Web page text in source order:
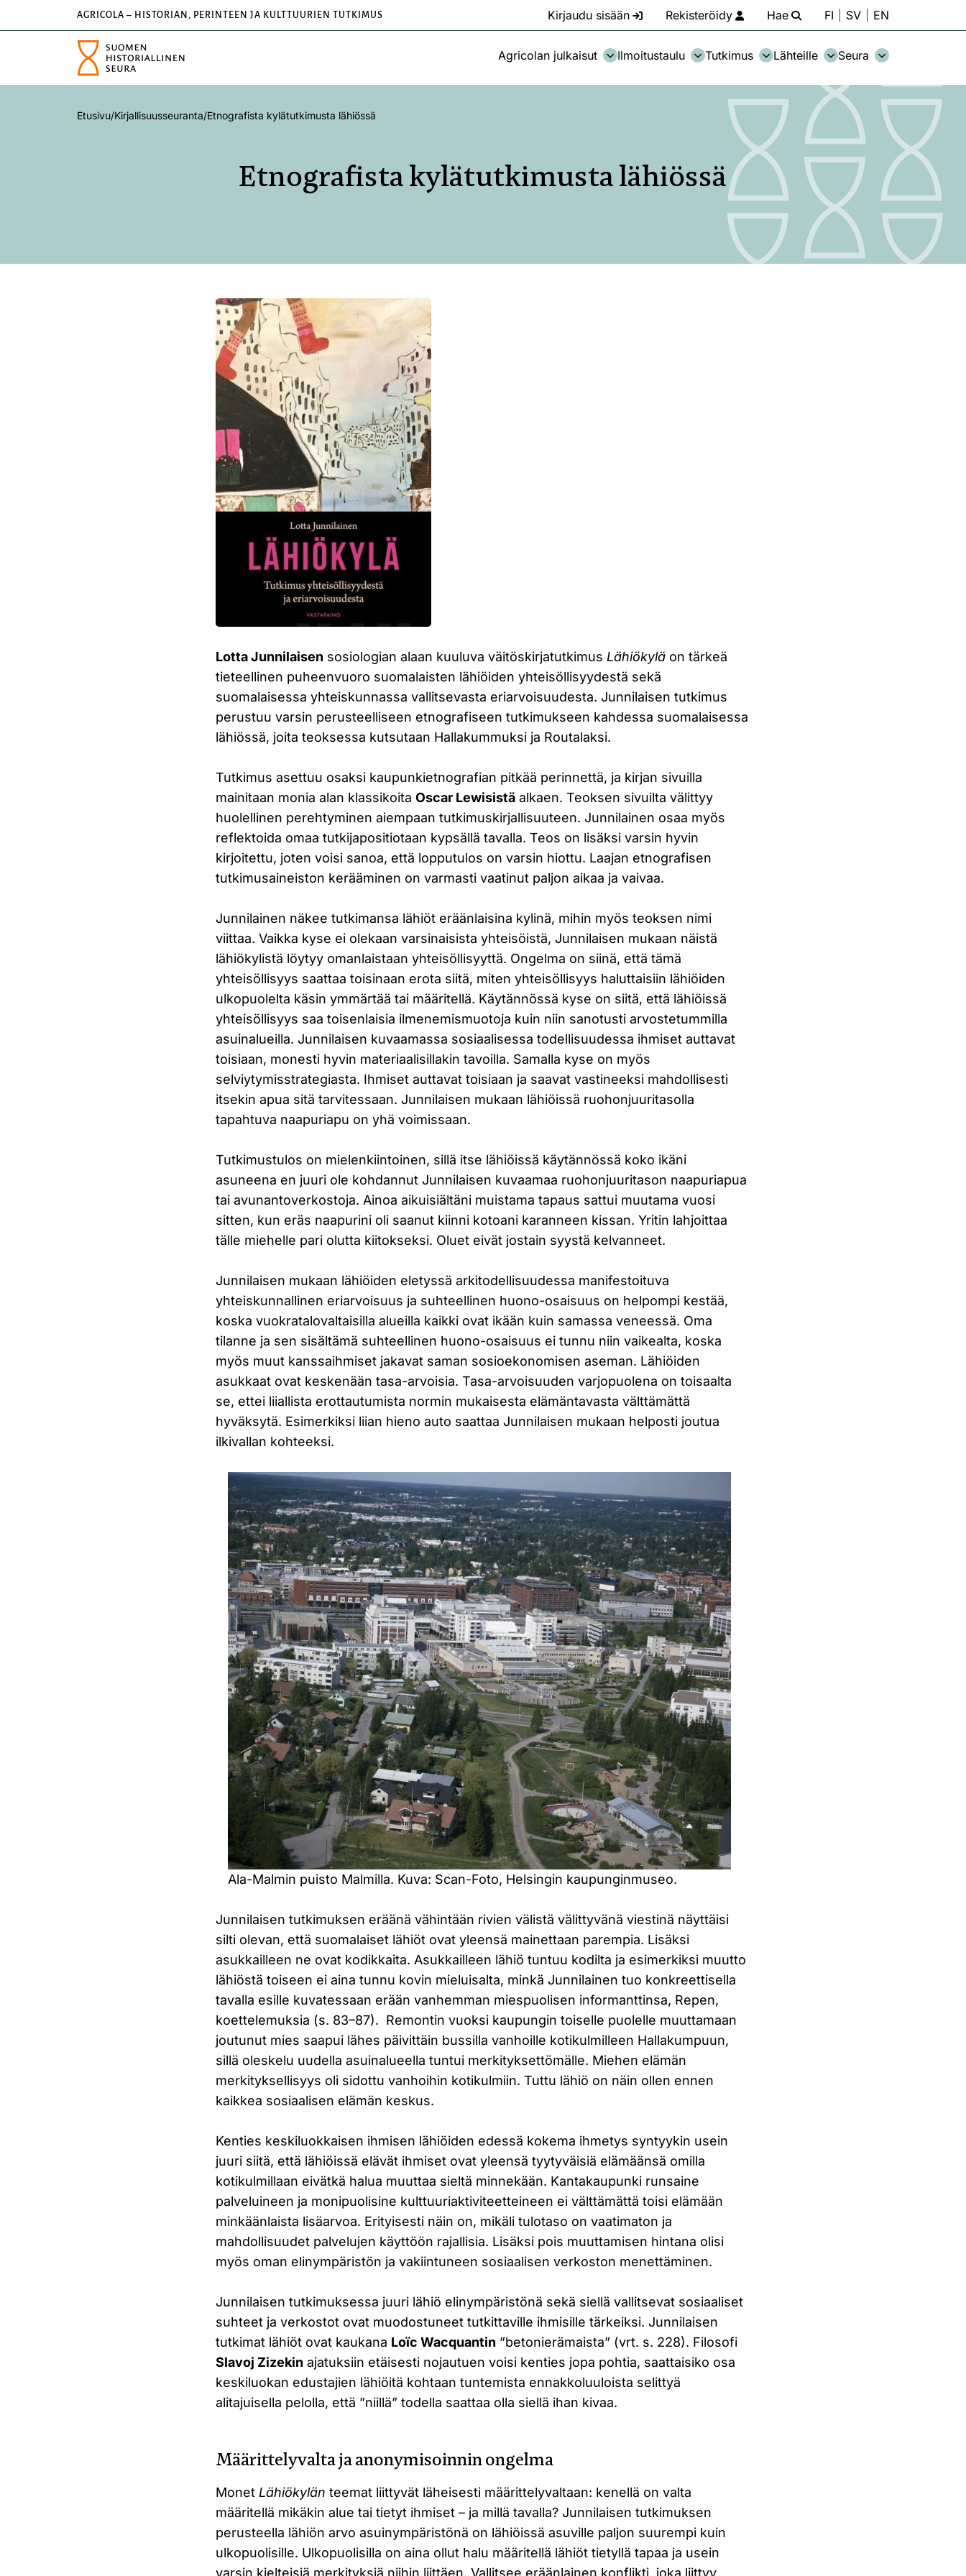
AGRICOLA – HISTORIAN, PERINTEEN JA KULTTUURIEN TUTKIMUS Kirjaudu sisään Rekisteröidy Hae FI SV EN
Agricolan julkaisut Ilmoitustaulu Tutkimus Lähteille Seura
Etusivu/Kirjallisuusseuranta/Etnografista kylätutkimusta lähiössä
Etnografista kylätutkimusta lähiössä
Lotta Junnilaisen sosiologian alaan kuuluva väitöskirjatutkimus Lähiökylä on tärkeä
tieteellinen puheenvuoro suomalaisten lähiöiden yhteisöllisyydestä sekä
suomalaisessa yhteiskunnassa vallitsevasta eriarvoisuudesta. Junnilaisen tutkimus
perustuu varsin perusteelliseen etnografiseen tutkimukseen kahdessa suomalaisessa
lähiössä, joita teoksessa kutsutaan Hallakummuksi ja Routalaksi.
Tutkimus asettuu osaksi kaupunkietnografian pitkää perinnettä, ja kirjan sivuilla
mainitaan monia alan klassikoitaOscar Lewisistä alkaen. Teoksen sivuilta välittyy
huolellinen perehtyminen aiempaan tutkimuskirjallisuuteen. Junnilainen osaa myös
reflektoida omaa tutkijapositiotaan kypsällä tavalla. Teos on lisäksi varsin hyvin
kirjoitettu, joten voisi sanoa, että lopputulos on varsin hiottu. Laajan etnografisen
tutkimusaineiston kerääminen on varmasti vaatinut paljon aikaa ja vaivaa.
Junnilainen näkee tutkimansa lähiöt eräänlaisina kylinä, mihin myös teoksen nimi
viittaa. Vaikka kyse ei olekaan varsinaisista yhteisöistä, Junnilaisen mukaan näistä
lähiökylistä löytyy omanlaistaan yhteisöllisyyttä. Ongelma on siinä, että tämä
yhteisöllisyys saattaa toisinaan erota siitä, miten yhteisöllisyys haluttaisiin lähiöiden
ulkopuolelta käsin ymmärtää tai määritellä. Käytännössä kyse on siitä, että lähiöissä
yhteisöllisyys saa toisenlaisia ilmenemismuotoja kuin niin sanotusti arvostetummilla
asuinalueilla. Junnilaisen kuvaamassa sosiaalisessa todellisuudessa ihmiset auttavat
toisiaan, monesti hyvin materiaalisillakin tavoilla. Samalla kyse on myös
selviytymisstrategiasta. Ihmiset auttavat toisiaan ja saavat vastineeksi mahdollisesti
itsekin apua sitä tarvitessaan. Junnilaisen mukaan lähiöissä ruohonjuuritasolla
tapahtuva naapuriapu on yhä voimissaan.
Tutkimustulos on mielenkiintoinen, sillä itse lähiöissä käytännössä koko ikäni
asuneena en juuri ole kohdannut Junnilaisen kuvaamaa ruohonjuuritason naapuriapua
tai avunantoverkostoja. Ainoa aikuisiältäni muistama tapaus sattui muutama vuosi
sitten, kun eräs naapurini oli saanut kiinni kotoani karanneen kissan. Yritin lahjoittaa
tälle miehelle pari olutta kiitokseksi. Oluet eivät jostain syystä kelvanneet.
Junnilaisen mukaan lähiöiden eletyssä arkitodellisuudessa manifestoituva
yhteiskunnallinen eriarvoisuus ja suhteellinen huono-osaisuus on helpompi kestää,
koska vuokratalovaltaisilla alueilla kaikki ovat ikään kuin samassa veneessä. Oma
tilanne ja sen sisältämä suhteellinen huono-osaisuus ei tunnu niin vaikealta, koska
myös muut kanssaihmiset jakavat saman sosioekonomisen aseman. Lähiöiden
asukkaat ovat keskenään tasa-arvoisia. Tasa-arvoisuuden varjopuolena on toisaalta
se, ettei liiallista erottautumista normin mukaisesta elämäntavasta välttämättä
hyväksytä. Esimerkiksi liian hieno auto saattaa Junnilaisen mukaan helposti joutua
ilkivallan kohteeksi.
Ala-Malmin puisto Malmilla. Kuva: Scan-Foto, Helsingin kaupunginmuseo.
Junnilaisen tutkimuksen eräänä vähintään rivien välistä välittyvänä viestinä näyttäisi
silti olevan, että suomalaiset lähiöt ovat yleensä mainettaan parempia. Lisäksi
asukkailleen ne ovat kodikkaita. Asukkailleen lähiö tuntuu kodilta ja esimerkiksi muutto
lähiöstä toiseen ei aina tunnu kovin mieluisalta, minkä Junnilainen tuo konkreettisella
tavalla esille kuvatessaan erään vanhemman miespuolisen informanttinsa, Repen,
koettelemuksia (s. 83–87). Remontin vuoksi kaupungin toiselle puolelle muuttamaan
joutunut mies saapui lähes päivittäin bussilla vanhoille kotikulmilleen Hallakumpuun,
sillä oleskelu uudella asuinalueella tuntui merkityksettömälle. Miehen elämän
merkityksellisyys oli sidottu vanhoihin kotikulmiin. Tuttu lähiö on näin ollen ennen
kaikkea sosiaalisen elämän keskus.
Kenties keskiluokkaisen ihmisen lähiöiden edessä kokema ihmetys syntyykin usein
juuri siitä, että lähiöissä elävät ihmiset ovat yleensä tyytyväisiä elämäänsä omilla
kotikulmillaan eivätkä halua muuttaa sieltä minnekään. Kantakaupunki runsaine
palveluineen ja monipuolisine kulttuuriaktiviteetteineen ei välttämättä toisi elämään
minkäänlaista lisäarvoa. Erityisesti näin on, mikäli tulotaso on vaatimaton ja
mahdollisuudet palvelujen käyttöön rajallisia. Lisäksi pois muuttamisen hintana olisi
myös oman elinympäristön ja vakiintuneen sosiaalisen verkoston menettäminen.
Junnilaisen tutkimuksessa juuri lähiö elinympäristönä sekä siellä vallitsevat sosiaaliset
suhteet ja verkostot ovat muodostuneet tutkittaville ihmisille tärkeiksi. Junnilaisen
tutkimat lähiöt ovat kaukana Loïc Wacquantin ”betonierämaista” (vrt. s. 228). Filosofi
Slavoj Zizekin ajatuksiin etäisesti nojautuen voisi kenties jopa pohtia, saattaisiko osa
keskiluokan edustajien lähiöitä kohtaan tuntemista ennakkoluuloista selittyä
alitajuisella pelolla, että ”niillä” todella saattaa olla siellä ihan kivaa.
Määrittelyvalta ja anonymisoinnin ongelma
Monet Lähiökylän teemat liittyvät läheisesti määrittelyvaltaan: kenellä on valta
määritellä mikäkin alue tai tietyt ihmiset – ja millä tavalla? Junnilaisen tutkimuksen
perusteella lähiön arvo asuinympäristönä on lähiöissä asuville paljon suurempi kuin
ulkopuolisille. Ulkopuolisilla on aina ollut halu määritellä lähiöt tietyllä tapaa ja usein
varsin kielteisiä merkityksiä niihin liittäen. Vallitsee eräänlainen konflikti, joka liittyy